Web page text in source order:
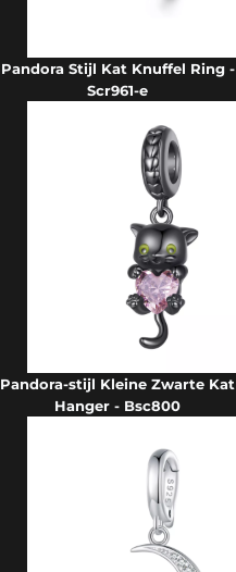
Pandora Stijl Kat Knuffel Ring -
Scr961-e
Pandora-stijl Kleine Zwarte Kat
Hanger - Bsc800